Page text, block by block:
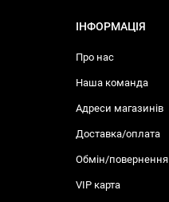
ІНФОРМАЦІЯ
Про нас
Наша команда
Адреси магазинів
Доставка/оплата
Обмін/повернення
VIP карта